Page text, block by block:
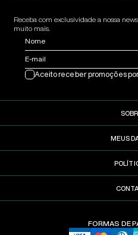
Receba com exclusividade a nossa
muito mais.
Nome
E-mail
Aceito receber promoções
MEUS
FORMAS DE